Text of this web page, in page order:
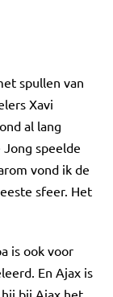
spullen van
Xavi
al lang
speelde
vond ik de
sfeer. Het
is ook voor
En Ajax is
bij Ajax het